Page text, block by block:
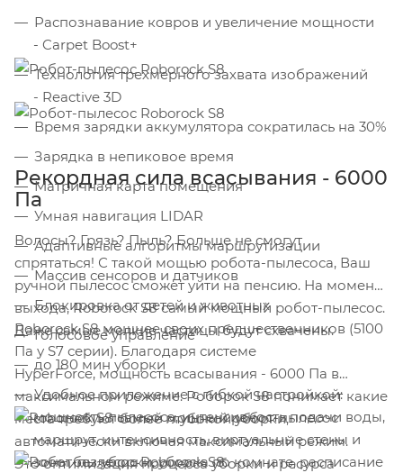
Распознавание ковров и увеличение мощности
- Carpet Boost+
Технология трехмерного захвата изображений
- Reactive 3D
Время зарядки аккумулятора сократилась на 30%
Зарядка в непиковое время
Матричная карта помещения
Умная навигация LIDAR
Адаптивные алгоритмы маршрутизации
Массив сенсоров и датчиков
Блокировка от детей и животных
Голосовое управление
до 180 мин уборки
Удобное приложение с гибкой настройкой:
мощность пылесоса, интенсивность подачи воды,
маршрут, интенсивность, виртуальные стены и
зоны без уборки, уборка по комнате, расписание
Рекордная сила всасывания - 6000
Па
Волосы? Грязь? Пыль? Больше не смогут
спрятаться! С такой мощью робота-пылесоса, Ваш
ручной пылесос сможет уйти на пенсию. На момент
выхода, Roborock S8 самый мощный робот-пылесос.
Даже самые мелкие частицы будут схвачены.
Roborock S8 мощнее своих предшественников (5100
Па у S7 серии). Благодаря системе
HyperForce, мощность всасывания - 6000 Па в
максимальном режиме. Роборок S8 понимает какие
места требуют более глубокой уборки,
автоматически включая максимальный режим.
Это оптимизация процесса уборки и ресурса